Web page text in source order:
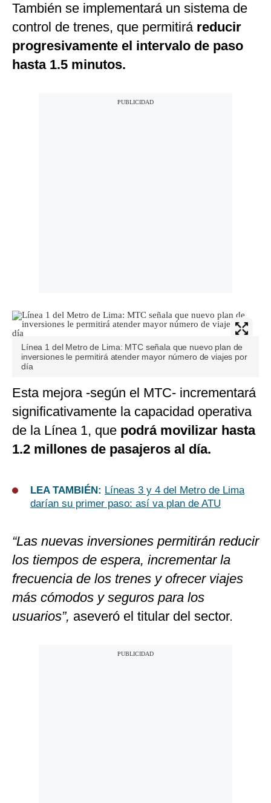
También se implementará un sistema de
control de trenes, que permitirá reducir
progresivamente el intervalo de paso
hasta 1.5 minutos.
Línea 1 del Metro de Lima: MTC señala que nuevo plan de
inversiones le permitirá atender mayor número de viajes por
día
Esta mejora -según el MTC- incrementará
significativamente la capacidad operativa
de la Línea 1, que podrá movilizar hasta
1.2 millones de pasajeros al día.
LEA TAMBIÉN: Líneas 3 y 4 del Metro de Lima
darían su primer paso: así va plan de ATU
“Las nuevas inversiones permitirán reducir
los tiempos de espera, incrementar la
frecuencia de los trenes y ofrecer viajes
más cómodos y seguros para los
usuarios”, aseveró el titular del sector.